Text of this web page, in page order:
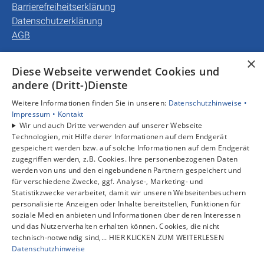
Barrierefreiheitserklärung
Datenschutzerklärung
AGB
Privatkunden
Gewerbekunden
Karriere
Unternehmen
Kontakt
×
Diese Webseite verwendet Cookies und
andere (Dritt-)Dienste
Weitere Informationen finden Sie in unseren: Datenschutzhinweise •
Impressum • Kontakt
Wir und auch Dritte verwenden auf unserer Webseite
Technologien, mit Hilfe derer Informationen auf dem Endgerät
gespeichert werden bzw. auf solche Informationen auf dem Endgerät
zugegriffen werden, z.B. Cookies. Ihre personenbezogenen Daten
werden von uns und den eingebundenen Partnern gespeichert und
für verschiedene Zwecke, ggf. Analyse-, Marketing- und
Statistikzwecke verarbeitet, damit wir unseren Webseitenbesuchern
personalisierte Anzeigen oder Inhalte bereitstellen, Funktionen für
soziale Medien anbieten und Informationen über deren Interessen
und das Nutzerverhalten erhalten können. Cookies, die nicht
technisch-notwendig sind,... HIER KLICKEN ZUM WEITERLESEN
Datenschutzhinweise